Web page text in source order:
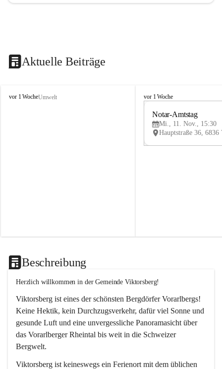
Aktuelle Beiträge
V
vor 1 WocheUmwelt
V
vor 1 Woche
Notar-Amtstag
Mi., 11. Nov., 15:30
Beschreibung
Herzlich willkommen in der Gemeinde Viktorsberg!
Viktorsberg ist eines der schönsten Bergdörfer Vorarlbergs!
Keine Hektik, kein Durchzugsverkehr, dafür viel Sonne und
gesunde Luft und eine unvergessliche Panoramasicht über
das Vorarlberger Rheintal bis weit in die Schweizer
Bergwelt.
Viktorsberg ist keineswegs ein Ferienort mit dem üblichen